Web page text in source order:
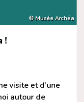
© Musée Archéa
!
visite et d’une
autour de